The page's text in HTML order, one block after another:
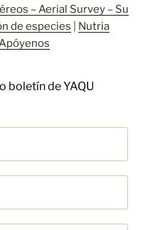
– Aerial Survey – Su
de especies
Nutria
boletín de YAQU